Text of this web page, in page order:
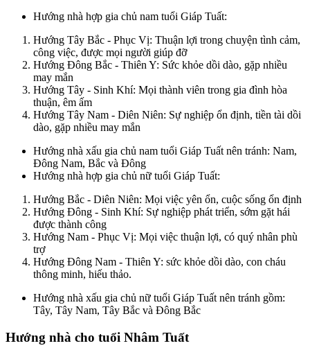
Hướng nhà hợp gia chủ nam tuổi Giáp Tuất:
Hướng Tây Bắc - Phục Vị: Thuận lợi trong chuyện tình cảm,
công việc, được mọi người giúp đỡ
Hướng Đông Bắc - Thiên Y: Sức khỏe dồi dào, gặp nhiều
may mắn
Hướng Tây - Sinh Khí: Mọi thành viên trong gia đình hòa
thuận, êm ấm
Hướng Tây Nam - Diên Niên: Sự nghiệp ổn định, tiền tài dồi
dào, gặp nhiều may mắn
Hướng nhà xấu gia chủ nam tuổi Giáp Tuất nên tránh: Nam,
Đông Nam, Bắc và Đông
Hướng nhà hợp gia chủ nữ tuổi Giáp Tuất:
Hướng Bắc - Diên Niên: Mọi việc yên ổn, cuộc sống ổn định
Hướng Đông - Sinh Khí: Sự nghiệp phát triển, sớm gặt hái
được thành công
Hướng Nam - Phục Vị: Mọi việc thuận lợi, có quý nhân phù
trợ
Hướng Đông Nam - Thiên Y: sức khỏe dồi dào, con cháu
thông minh, hiếu thảo.
Hướng nhà xấu gia chủ nữ tuổi Giáp Tuất nên tránh gồm:
Tây, Tây Nam, Tây Bắc và Đông Bắc
Hướng nhà cho tuổi Nhâm Tuất